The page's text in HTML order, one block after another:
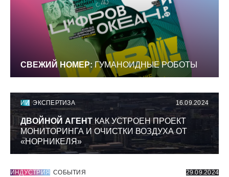
СВЕЖИЙ НОМЕР: ГУМАНОИДНЫЕ РОБОТЫ
ИИ ЭКСПЕРТИЗА 16.09.2024
ДВОЙНОЙ АГЕНТКАК УСТРОЕН ПРОЕКТ
МОНИТОРИНГА И ОЧИСТКИ ВОЗДУХА ОТ
«НОРНИКЕЛЯ»
ИНДУСТРИЯ СОБЫТИЯ 29.09.2024